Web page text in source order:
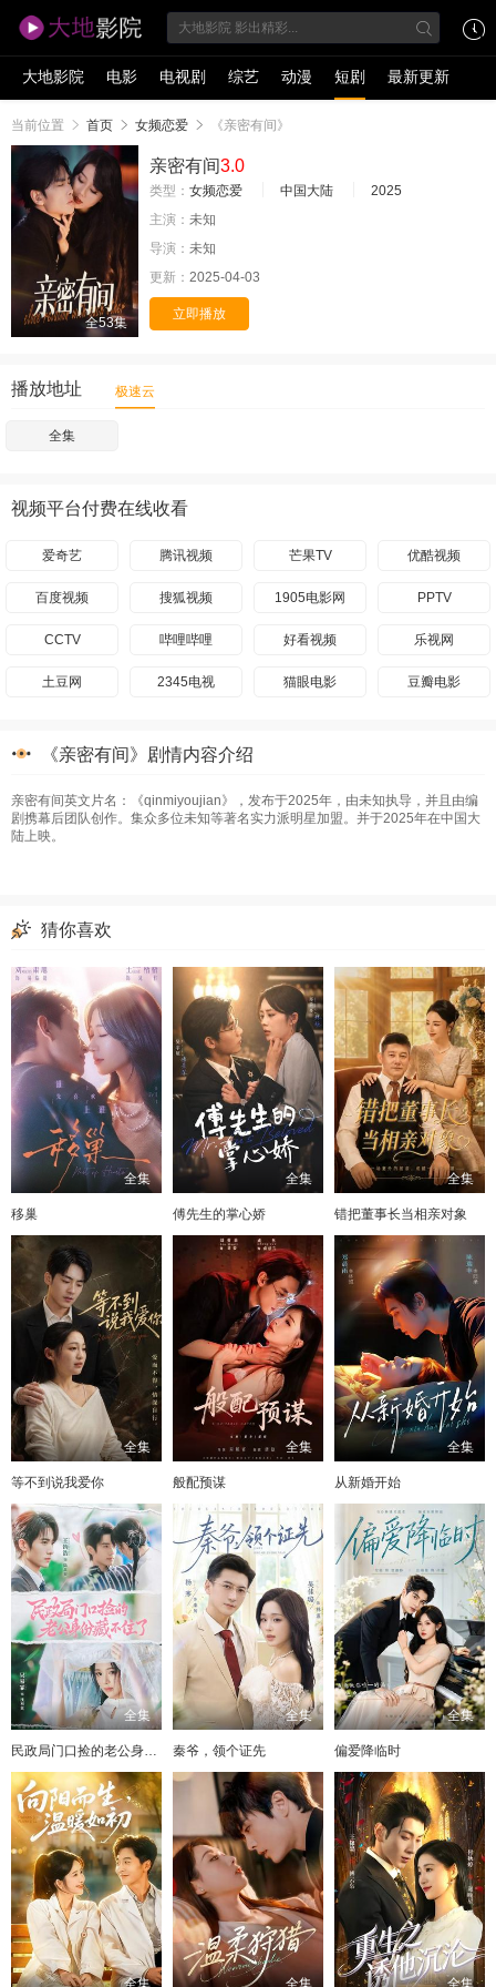
大地影院 电影 电视剧 综艺 动漫 短剧 最新更新
当前位置 首页 女频恋爱 《亲密有间》
全53集
亲密有间3.0
类型： 女频恋爱 中国大陆
2025
主演： 未知
导演： 未知
更新： 2025-04-03
立即播放
播放地址 极速云
全集
视频平台付费在线收看
爱奇艺 腾讯视频 芒果TV 优酷视频
百度视频 搜狐视频 1905电影网 PPTV
CCTV 哔哩哔哩 好看视频 乐视网
土豆网 2345电视 猫眼电影 豆瓣电影
《亲密有间》剧情内容介绍
亲密有间英文片名：《qinmiyoujian》，发布于2025年，由未知执导，并且由编
剧携幕后团队创作。集众多位未知等著名实力派明星加盟。并于2025年在中国大
陆上映。
猜你喜欢
全集
移巢
全集
傅先生的掌心娇
全集
错把董事长当相亲对象
全集
等不到说我爱你
全集
般配预谋
全集
从新婚开始
全集
民政局门口捡的老公身份藏不住了
全集
秦爷，领个证先
全集
偏爱降临时
全集 全集 全集